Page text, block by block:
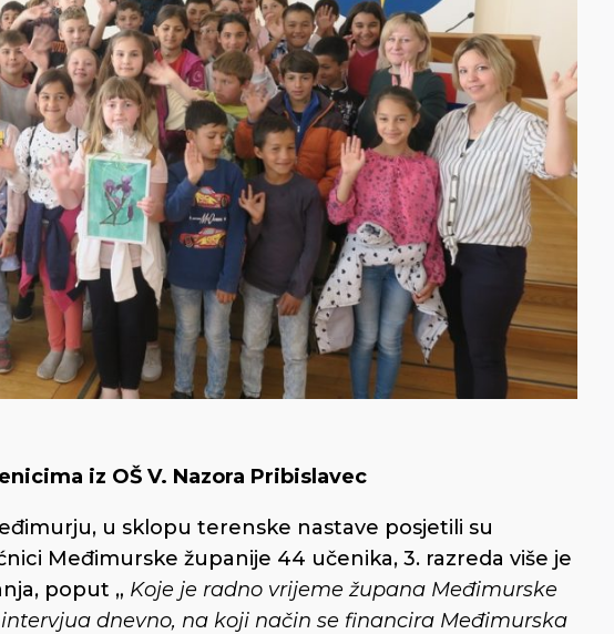
iz OŠ V. Nazora Pribislavec
u sklopu terenske nastave posjetili su
Međimurske županije 44 učenika, 3. razreda više je
poput „ Koje je radno vrijeme župana Međimurske
dnevno, na koji način se financira Međimurska